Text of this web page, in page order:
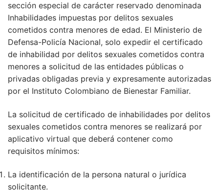
sección especial de carácter reservado denominada
Inhabilidades impuestas por delitos sexuales
cometidos contra menores de edad. El Ministerio de
Defensa-Policía Nacional, solo expedir el certificado
de inhabilidad por delitos sexuales cometidos contra
menores a solicitud de las entidades públicas o
privadas obligadas previa y expresamente autorizadas
por el Instituto Colombiano de Bienestar Familiar.
La solicitud de certificado de inhabilidades por delitos
sexuales cometidos contra menores se realizará por
aplicativo virtual que deberá contener como
requisitos mínimos:
La identificación de la persona natural o jurídica
solicitante.